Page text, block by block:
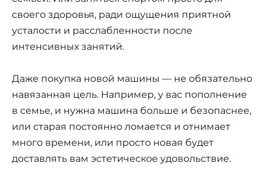
своего здоровья, ради ощущения приятной
усталости и расслабленности после
интенсивных занятий.
Даже покупка новой машины — не обязательно
навязанная цель. Например, у вас пополнение
в семье, и нужна машина больше и безопаснее,
или старая постоянно ломается и отнимает
много времени, или просто новая будет
доставлять вам эстетическое удовольствие.